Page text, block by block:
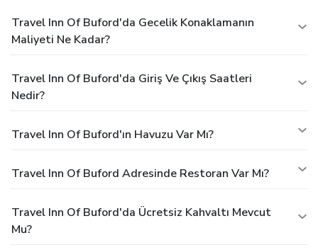
Travel Inn Of Buford'da Gecelik Konaklamanın
Maliyeti Ne Kadar?
Travel Inn Of Buford'da Giriş Ve Çıkış Saatleri
Nedir?
Travel Inn Of Buford'ın Havuzu Var Mı?
Travel Inn Of Buford Adresinde Restoran Var Mı?
Travel Inn Of Buford'da Ücretsiz Kahvaltı Mevcut
Mu?